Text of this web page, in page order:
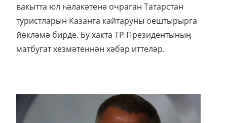
вакытта юл һәлакәтенә очраган Татарстан
туристларын Казанга кайтаруны оештырырга
йөкләмә бирде. Бу хакта ТР Президентының
матбугат хезмәтеннән хәбәр иттеләр.